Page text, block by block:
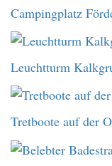
Campingplatz
Leuchtturm
Tretboote auf der